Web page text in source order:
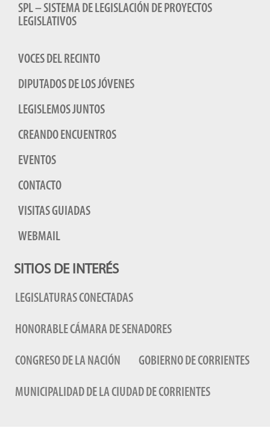
SPL – SISTEMA DE LEGISLACIÓN DE PROYECTOS
LEGISLATIVOS
VOCES DEL RECINTO
DIPUTADOS DE LOS JÓVENES
LEGISLEMOS JUNTOS
CREANDO ENCUENTROS
EVENTOS
CONTACTO
VISITAS GUIADAS
WEBMAIL
SITIOS DE INTERÉS
LEGISLATURAS CONECTADAS
HONORABLE CÁMARA DE SENADORES
CONGRESO DE LA NACIÓN GOBIERNO DE CORRIENTES
MUNICIPALIDAD DE LA CIUDAD DE CORRIENTES